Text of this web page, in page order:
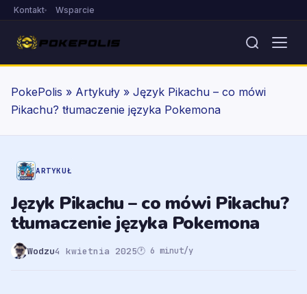
Kontakt Wsparcie
PokePolis » Artykuły » Język Pikachu – co mówi
Pikachu? tłumaczenie języka Pokemona
ARTYKUŁ
Język Pikachu – co mówi Pikachu?
tłumaczenie języka Pokemona
Wodzu4 kwietnia 2025🕐 6 minut/y